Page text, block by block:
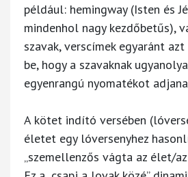
például: hemingway (Isten és
mindenhol nagy kezdőbetűs),
szavak, verscímek egyaránt
be, hogy a szavaknak
egyenrangú nyomatékot
A kötet indító versében
életet egy lóversenyhez
„szemellenzős vágta az élet/